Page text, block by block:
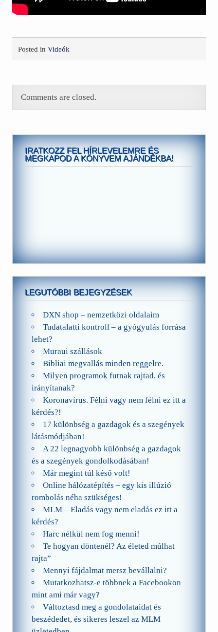
Posted inVideók
Comments are closed.
IRATKOZZ FEL HÍRLEVELEMRE ÉS
MEGKAPOD A KÖNYVEM AJÁNDÉKBA!
LEGUTÓBBI BEJEGYZÉSEK
DXN shop – nemzetközi oldalaim
Tudatalatti kontroll – a gyógyulás forrása
lehet?
Muraui szállások
Bibliai megvallás minden reggelre.
Milyen programok futnak rajtad, és
irányítanak?
Koronavírus. Félni vagy nem félni ez itt a
kérdés?!
17 különbség a gazdagok és a szegények
látásmódjában!
A 22 legnagyobb különbség a gazdagok
és a szegények gondolkodásában!
Már megint túl késő volt!
Online hálózatépítés – egy kis illúzió
rombolás néha szükséges!
MLM – Eladás vagy nem eladás ez itt a
kérdés?
Harc nélkül nem fog menni!
Te hogyan döntenél? Az életed múlhat
rajta”
Mennyi fájdalmat mersz bevállalni?
Mutatkozhatsz-e többnek a Facebookon
mint ami már vagy?
Változtasd meg a gondolataidat és
beszédedet, és sikeres leszel az MLM